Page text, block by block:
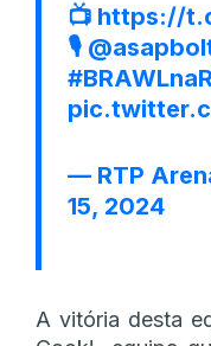
📺 https://
🎙
— RTP
15, 2024
A vitória desta